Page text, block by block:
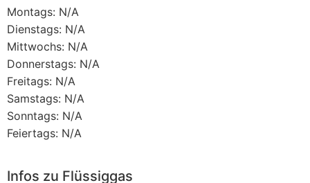
Montags: N/A
Dienstags: N/A
Mittwochs: N/A
Donnerstags: N/A
Freitags: N/A
Samstags: N/A
Sonntags: N/A
Feiertags: N/A
Infos zu Flüssiggas